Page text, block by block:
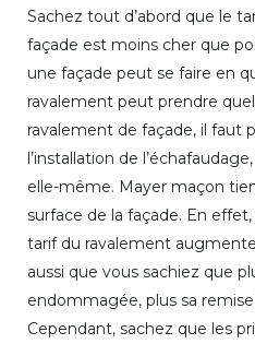
Sachez tout d’abord que le
façade est moins cher que
une façade peut se faire en
ravalement peut prendre
ravalement de façade, il faut
l’installation de
elle-même. Mayer maçon
surface de la façade. En
tarif du ravalement
aussi que vous sachiez que
endommagée, plus sa
Cependant, sachez que les